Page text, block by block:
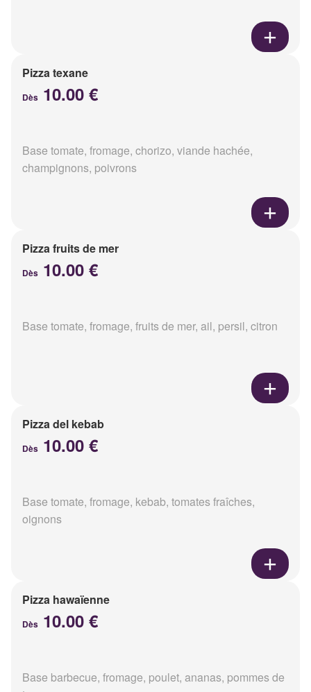
Pizza texane
Dès 10.00 €
Base tomate, fromage, chorizo, viande hachée,
champignons, poivrons
Pizza fruits de mer
Dès 10.00 €
Base tomate, fromage, fruits de mer, ail, persil, citron
Pizza del kebab
Dès 10.00 €
Base tomate, fromage, kebab, tomates fraîches,
oignons
Pizza hawaïenne
Dès 10.00 €
Base barbecue, fromage, poulet, ananas, pommes de